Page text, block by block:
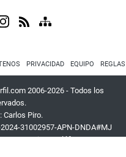
PRIVACIDAD EQUIPO
2006-2026 - Todos los
Carlos Piro.
31002957-APN-DNDA#MJ
Argentina| Teléfono:+54 9 11